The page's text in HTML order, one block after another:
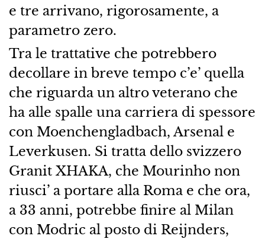
e tre arrivano, rigorosamente, a
parametro zero.
Tra le trattative che potrebbero
decollare in breve tempo c’e’ quella
che riguarda un altro veterano che
ha alle spalle una carriera di spessore
con Moenchengladbach, Arsenal e
Leverkusen. Si tratta dello svizzero
Granit XHAKA, che Mourinho non
riusci’ a portare alla Roma e che ora,
a 33 anni, potrebbe finire al Milan
con Modric al posto di Reijnders,